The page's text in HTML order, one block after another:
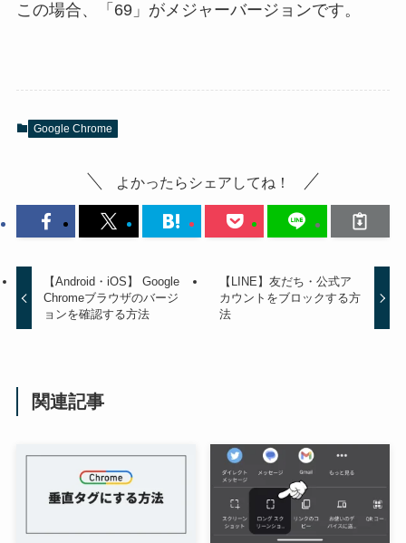
この場合、「69」がメジャーバージョンです。
Google Chrome
よかったらシェアしてね！
【Android・iOS】 Google
Chromeブラウザのバージ
ョンを確認する方法
【LINE】友だち・公式ア
カウントをブロックする方
法
関連記事